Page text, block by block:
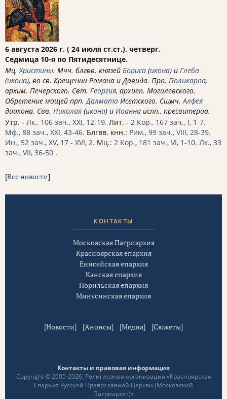
6 августа 2026 г. ( 24 июля ст.ст.), четверг.
Седмица 10-я по Пятидесятнице.
Мц.Христины. Мчч. блгвв. князей Бориса (икона) и Глеба
(икона), во св. Крещении Романа и Давида. Прп. Поликарпа,
архим. Печерского. Свт. Георгия, архиеп. Могилевского.
Обретение мощей прп.Далмата Исетского. Сщмч.Алфея
диакона. Свв. Николая (икона) и Иоанна испп., пресвитеров.
Утр. - Лк., 106 зач., XXI, 12-19. Лит. - 2 Кор., 167 зач., I, 1-7.
Мф., 88 зач., XXI, 43-46. Блгвв. кнн.: Рим., 99 зач., VIII, 28-39.
Ин., 52 зач., XV, 17 - XVI, 2. Мц.: 2 Кор., 181 зач., VI, 1-10. Лк., 33
зач., VII, 36-50 .
[Все новости]
КОНТАКТЫ
Московская Патриархия
Красноярская епархия
Енисейская епархия
Канская епархия
Норильская епархия
Минусинская епархия
[Новости] [Анонсы] [Медиа] [Сюжеты]
Контакты и правовая информация
Copyright © 2005-2026, Религиозная организация «Красноярская
Епархия Русской Православной Церкви (Московский
Патриархат)»